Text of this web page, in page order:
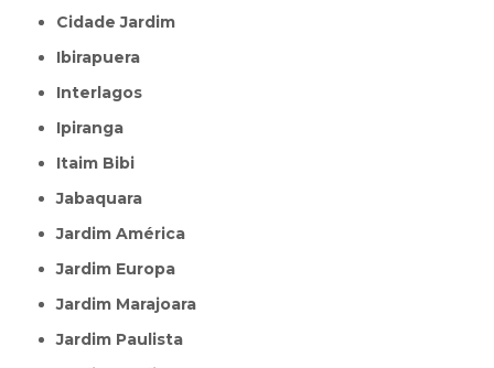
Cidade Jardim
Ibirapuera
Interlagos
Ipiranga
Itaim Bibi
Jabaquara
Jardim América
Jardim Europa
Jardim Marajoara
Jardim Paulista